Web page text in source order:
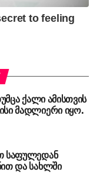
ქალი ამისთვის
მადლიერი იყო.
საფულედან
და სახლში